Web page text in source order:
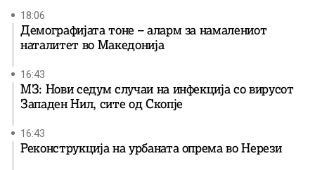
18:06
Демографијата тоне – аларм за намалениот
наталитет во Македонија
16:43
МЗ: Нови седум случаи на инфекција со вирусот
Западен Нил, сите од Скопје
16:43
Реконструкција на урбаната опрема во Нерези